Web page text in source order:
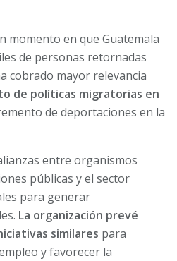
momento en que Guatemala
de personas retornadas
cobrado mayor relevancia
de políticas migratorias en
de deportaciones en la
entre organismos
públicas y el sector
para generar
La organización prevé
similares para
y favorecer la